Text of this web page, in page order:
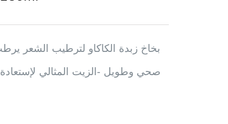
بخاخ زبدة الكاكاو لترطيب الشعر
صحي وطويل -الزيت المثالي